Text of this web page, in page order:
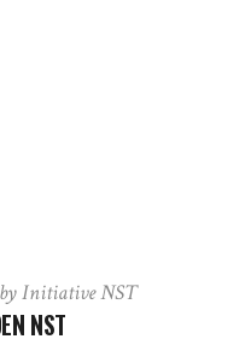
byInitiative NST
NST